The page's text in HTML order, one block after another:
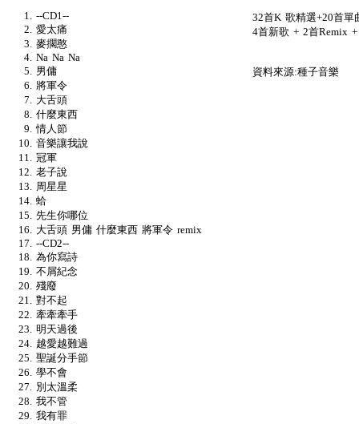
32首K 歌精選+20首單
4首新歌 + 2首Remix
資料來源:種子音樂
--CD1--
愛太痛
麥擱憨
Na Na Na
男傭
將軍令
大舌頭
什麼東西
情人節
音樂讓我說
冠軍
老子說
周星星
蛤
先生你哪位
大舌頭 男傭 什麼東西 將軍令 remix
--CD2--
為你寫詩
不屑紀念
殘廢
對不起
牽牽牽手
明天過後
越愛越難過
聖誕分手節
學不會
別太溫柔
我不管
我有罪